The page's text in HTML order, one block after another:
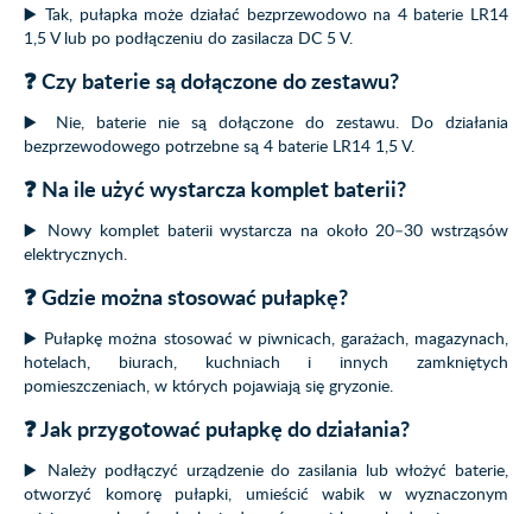
▶️ Tak, pułapka może działać bezprzewodowo na 4 baterie LR14
1,5 V lub po podłączeniu do zasilacza DC 5 V.
❓ Czy baterie są dołączone do zestawu?
▶️ Nie, baterie nie są dołączone do zestawu. Do działania
bezprzewodowego potrzebne są 4 baterie LR14 1,5 V.
❓ Na ile użyć wystarcza komplet baterii?
▶️ Nowy komplet baterii wystarcza na około 20–30 wstrząsów
elektrycznych.
❓ Gdzie można stosować pułapkę?
▶️ Pułapkę można stosować w piwnicach, garażach, magazynach,
hotelach, biurach, kuchniach i innych zamkniętych
pomieszczeniach, w których pojawiają się gryzonie.
❓ Jak przygotować pułapkę do działania?
▶️ Należy podłączyć urządzenie do zasilania lub włożyć baterie,
otworzyć komorę pułapki, umieścić wabik w wyznaczonym